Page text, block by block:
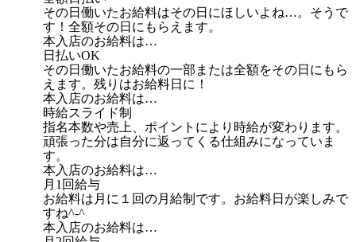
その日働いたお給料はその日にほしいよね…。そうで
す！全額その日にもらえます。
本入店のお給料は…
日払いOK
その日働いたお給料の一部または全額をその日にもら
えます。残りはお給料日に！
本入店のお給料は…
時給スライド制
指名本数や売上、ポイントにより時給が変わります。
頑張った分は自分に返ってくる仕組みになっていま
す。
本入店のお給料は…
月1回給与
お給料は月に１回の月給制です。お給料日が楽しみで
すね^-^
本入店のお給料は…